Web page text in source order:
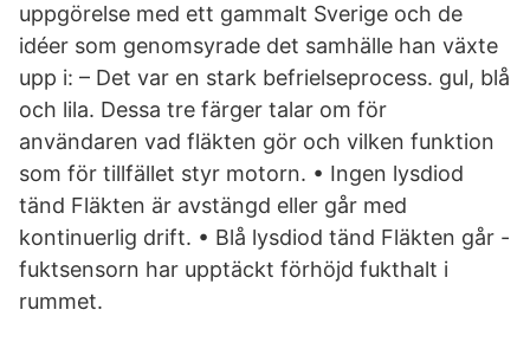
uppgörelse med ett gammalt Sverige och de
idéer som genomsyrade det samhälle han växte
upp i: – Det var en stark befrielseprocess. gul, blå
och lila. Dessa tre färger talar om för
användaren vad fläkten gör och vilken funktion
som för tillfället styr motorn. • Ingen lysdiod
tänd Fläkten är avstängd eller går med
kontinuerlig drift. • Blå lysdiod tänd Fläkten går -
fuktsensorn har upptäckt förhöjd fukthalt i
rummet.